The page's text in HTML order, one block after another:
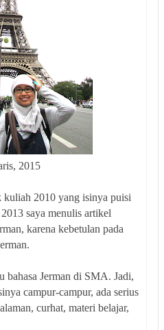
2015
kuliah 2010 yang isinya puisi
saya menulis artikel
karena kebetulan pada
bahasa Jerman di SMA. Jadi,
campur-campur, ada serius
curhat, materi belajar,